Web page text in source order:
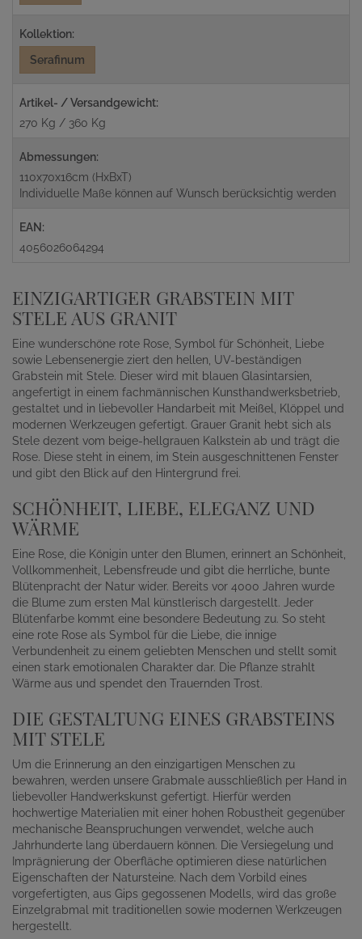
Kollektion:
Serafinum
Artikel- / Versandgewicht:
270 Kg / 360 Kg
Abmessungen:
110x70x16cm (HxBxT)
Individuelle Maße können auf Wunsch berücksichtig werden
EAN:
4056026064294
EINZIGARTIGER GRABSTEIN MIT
STELE AUS GRANIT
Eine wunderschöne rote Rose, Symbol für Schönheit, Liebe
sowie Lebensenergie ziert den hellen, UV-beständigen
Grabstein mit Stele. Dieser wird mit blauen Glasintarsien,
angefertigt in einem fachmännischen Kunsthandwerksbetrieb,
gestaltet und in liebevoller Handarbeit mit Meißel, Klöppel und
modernen Werkzeugen gefertigt. Grauer Granit hebt sich als
Stele dezent vom beige-hellgrauen Kalkstein ab und trägt die
Rose. Diese steht in einem, im Stein ausgeschnittenen Fenster
und gibt den Blick auf den Hintergrund frei.
SCHÖNHEIT, LIEBE, ELEGANZ UND
WÄRME
Eine Rose, die Königin unter den Blumen, erinnert an Schönheit,
Vollkommenheit, Lebensfreude und gibt die herrliche, bunte
Blütenpracht der Natur wider. Bereits vor 4000 Jahren wurde
die Blume zum ersten Mal künstlerisch dargestellt. Jeder
Blütenfarbe kommt eine besondere Bedeutung zu. So steht
eine rote Rose als Symbol für die Liebe, die innige
Verbundenheit zu einem geliebten Menschen und stellt somit
einen stark emotionalen Charakter dar. Die Pflanze strahlt
Wärme aus und spendet den Trauernden Trost.
DIE GESTALTUNG EINES GRABSTEINS
MIT STELE
Um die Erinnerung an den einzigartigen Menschen zu
bewahren, werden unsere Grabmale ausschließlich per Hand in
liebevoller Handwerkskunst gefertigt. Hierfür werden
hochwertige Materialien mit einer hohen Robustheit gegenüber
mechanische Beanspruchungen verwendet, welche auch
Jahrhunderte lang überdauern können. Die Versiegelung und
Imprägnierung der Oberfläche optimieren diese natürlichen
Eigenschaften der Natursteine. Nach dem Vorbild eines
vorgefertigten, aus Gips gegossenen Modells, wird das große
Einzelgrabmal mit traditionellen sowie modernen Werkzeugen
hergestellt.